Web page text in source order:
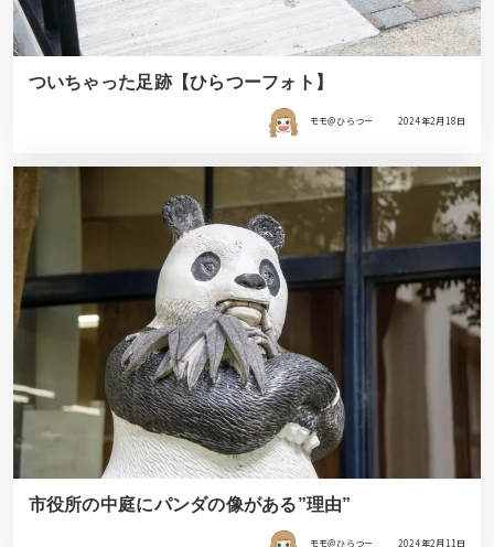
ついちゃった足跡【ひらつーフォト】
モモ＠ひらつー 2024年2月18日
市役所の中庭にパンダの像がある”理由”
モモ＠ひらつー 2024年2月11日